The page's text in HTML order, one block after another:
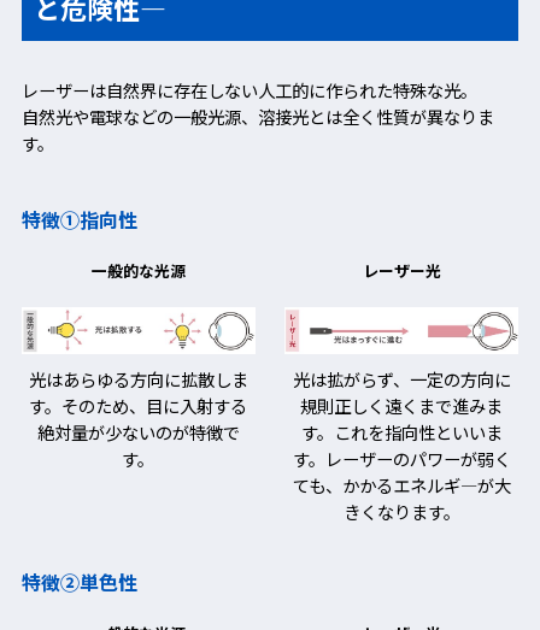
レーザーは自然界に存在しない人工的に作られた特殊な光。
自然光や電球などの一般光源、溶接光とは全く性質が異なりま
す。
特徴①指向性
一般的な光源
光はあらゆる方向に拡散しま
す。そのため、目に入射する
絶対量が少ないのが特徴で
す。
レーザー光
光は拡がらず、一定の方向に
規則正しく遠くまで進みま
す。これを指向性といいま
す。レーザーのパワーが弱く
ても、かかるエネルギ―が大
きくなります。
特徴②単色性